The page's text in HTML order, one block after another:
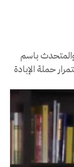
باسم
حملة الإبادة